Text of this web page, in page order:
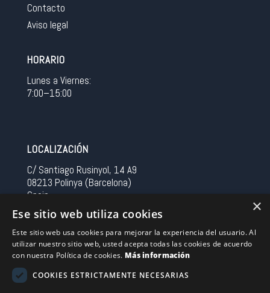
Contacto
Aviso legal
HORARIO
Lunes a Viernes:
7:00–15:00
LOCALIZACIÓN
C/ Santiago Rusinyol, 14 A9
08213 Polinya (Barcelona)
Spain
CONTACTO
Tel 0034 93 713 37 30
sermovil@sertronic.es
×
Ese sitio web utiliza cookies
Este sitio web usa cookies para mejorar la experiencia del usuario. Al
utilizar nuestro sitio web, usted acepta todas las cookies de acuerdo
con nuestra Política de cookies. Más información
COOKIES ESTRICTAMENTE NECESARIAS